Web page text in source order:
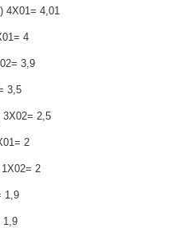
4X01= 4,01
4
3,9
3,5
3X02= 2,5
2
2
1,9
1,9